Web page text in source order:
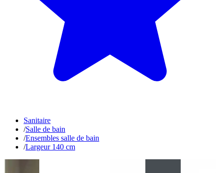
Sanitaire
/Salle de bain
/Ensembles salle de bain
/Largeur 140 cm